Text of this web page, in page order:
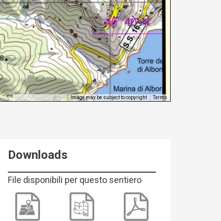
Image may be subject to copyright Terms
Downloads
File disponibili per questo sentiero